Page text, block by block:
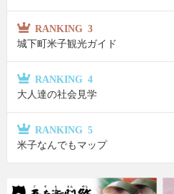
RANKING 3
城下町米子観光ガイド
RANKING 4
大人達の社会見学
RANKING 5
米子なんでもマップ